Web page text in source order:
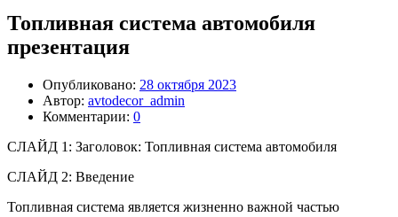
Топливная система автомобиля
презентация
Опубликовано: 28 октября 2023
Автор: avtodecor_admin
Комментарии: 0
СЛАЙД 1: Заголовок: Топливная система автомобиля
СЛАЙД 2: Введение
Топливная система является жизненно важной частью